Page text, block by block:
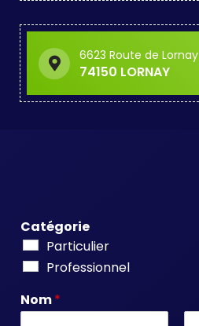
6623 Route de Lornay
74150 LORNAY
Catégorie
Particulier
Professionnel
Nom*